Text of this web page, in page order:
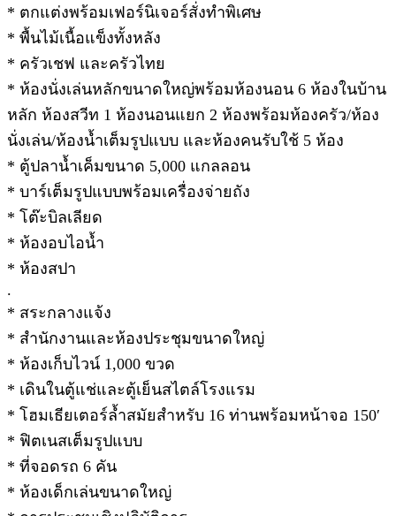
* ตกแต่งพร้อมเฟอร์นิเจอร์สั่งทำพิเศษ
* พื้นไม้เนื้อแข็งทั้งหลัง
* ครัวเชฟ และครัวไทย
* ห้องนั่งเล่นหลักขนาดใหญ่พร้อมห้องนอน 6 ห้องในบ้าน
หลัก ห้องสวีท 1 ห้องนอนแยก 2 ห้องพร้อมห้องครัว/ห้อง
นั่งเล่น/ห้องน้ำเต็มรูปแบบ และห้องคนรับใช้ 5 ห้อง
* ตู้ปลาน้ำเค็มขนาด 5,000 แกลลอน
* บาร์เต็มรูปแบบพร้อมเครื่องจ่ายถัง
* โต๊ะบิลเลียด
* ห้องอบไอน้ำ
* ห้องสปา
.
* สระกลางแจ้ง
* สำนักงานและห้องประชุมขนาดใหญ่
* ห้องเก็บไวน์ 1,000 ขวด
* เดินในตู้แช่และตู้เย็นสไตล์โรงแรม
* โฮมเธียเตอร์ล้ำสมัยสำหรับ 16 ท่านพร้อมหน้าจอ 150′
* ฟิตเนสเต็มรูปแบบ
* ที่จอดรถ 6 คัน
* ห้องเด็กเล่นขนาดใหญ่